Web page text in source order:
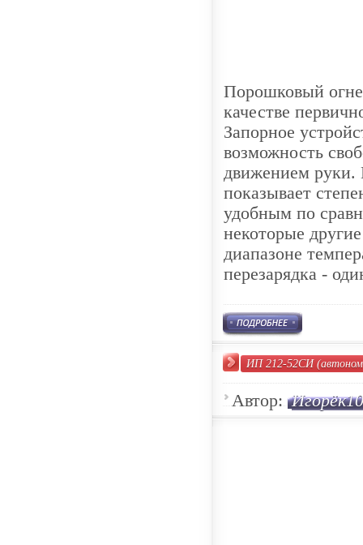
Порошковый
качестве
Запорное
возможность
движением руки.
показывает
удобным по
некоторые
диапазоне
перезарядка -
ИП 212-52СИ
Автор: